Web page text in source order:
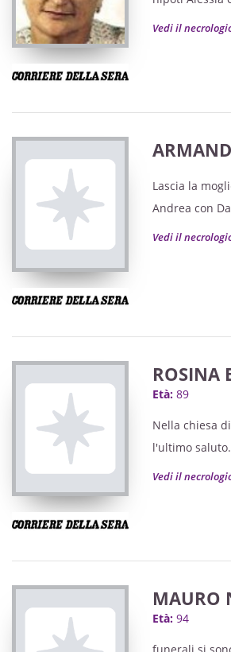
Lorenzo con
Vedi il
Lascia la
Andrea con
Davide, il
Vedi il
ROSINA
Età: 89
Nella chiesa
l'ultimo saluto.
Vedi il
MAURO
Età: 94